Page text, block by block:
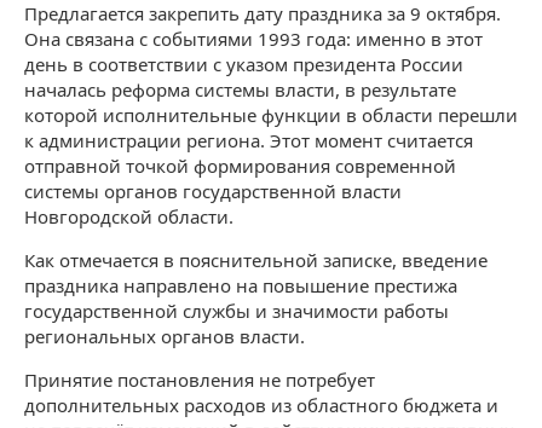
Предлагается закрепить дату праздника за 9 октября.
Она связана с событиями 1993 года: именно в этот
день в соответствии с указом президента России
началась реформа системы власти, в результате
которой исполнительные функции в области перешли
к администрации региона. Этот момент считается
отправной точкой формирования современной
системы органов государственной власти
Новгородской области.
Как отмечается в пояснительной записке, введение
праздника направлено на повышение престижа
государственной службы и значимости работы
региональных органов власти.
Принятие постановления не потребует
дополнительных расходов из областного бюджета и